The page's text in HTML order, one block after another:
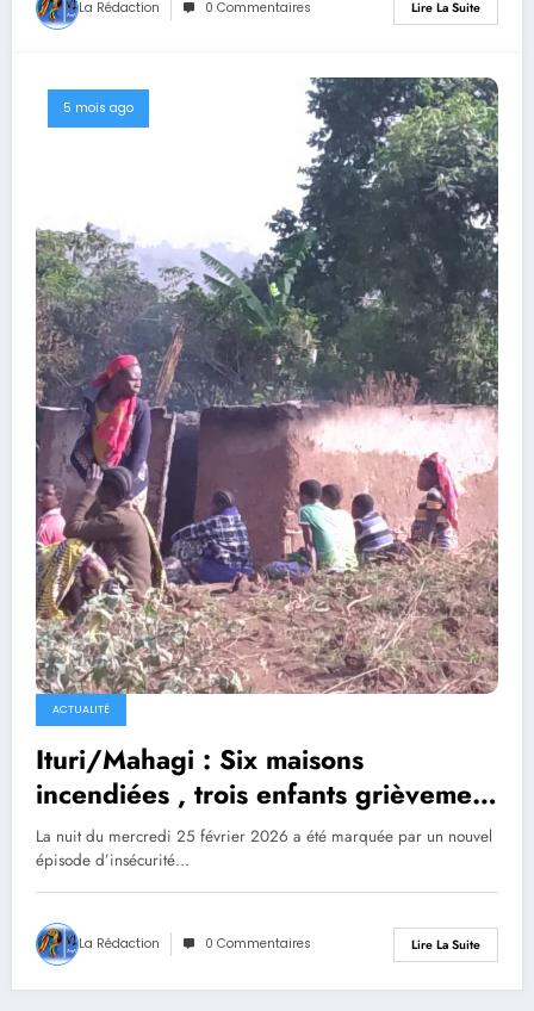
La Rédaction 0 Commentaires Lire La Suite
5 mois ago
ACTUALITÉ
Ituri/Mahagi : Six maisons
incendiées , trois enfants grièvement
brûlés lors d’une attaque nocturne à
Bugo
La nuit du mercredi 25 février 2026 a été marquée par un nouvel
épisode d’insécurité…
La Rédaction 0 Commentaires Lire La Suite